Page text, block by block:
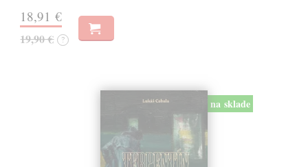
18,91 €
19,90 € ?
na sklade